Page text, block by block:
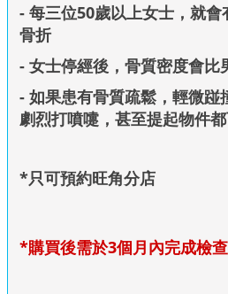
- 每三位50歲以上女士，就
骨折
- 女士停經後，骨質密度會比
- 如果患有骨質疏鬆，輕微踫
劇烈打噴嚏，甚至提起物件
*只可預約旺角分店
*購買後需於3個月內完成檢查